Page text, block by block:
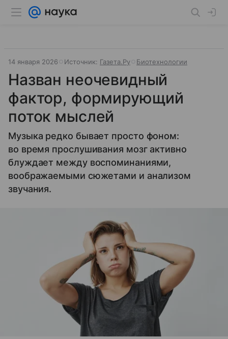
14 января 2026 Источник: Газета.Ру Биотехнологии
Назван неочевидный
фактор, формирующий
поток мыслей
Музыка редко бывает просто фоном:
во время прослушивания мозг активно
блуждает между воспоминаниями,
воображаемыми сюжетами и анализом
звучания.